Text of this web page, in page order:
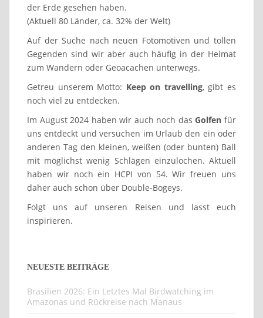
der Erde gesehen haben.
(Aktuell 80 Länder, ca. 32% der Welt)
Auf der Suche nach neuen Fotomotiven und tollen
Gegenden sind wir aber auch häufig in der Heimat
zum Wandern oder Geoacachen unterwegs.
Getreu unserem Motto: Keep on travelling, gibt es
noch viel zu entdecken.
Im August 2024 haben wir auch noch dasGolfen für
uns entdeckt und versuchen im Urlaub den ein oder
anderen Tag den kleinen, weißen (oder bunten) Ball
mit möglichst wenig Schlägen einzulochen. Aktuell
haben wir noch ein HCPI von 54. Wir freuen uns
daher auch schon über Double-Bogeys.
Folgt uns auf unseren Reisen und lasst euch
inspirieren.
NEUESTE BEITRÄGE
Brasilien 2026: Ein Letztes Mal Birdwatching im
Amazonas und Rückreise nach Manaus